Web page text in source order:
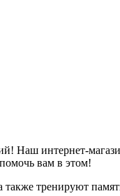
Наш интернет-
вам в этом!
тренируют